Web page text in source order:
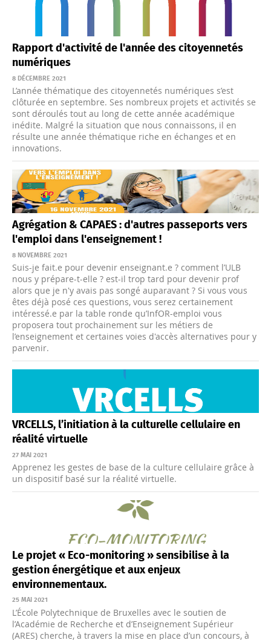
Rapport d'activité de l'année des citoyennetés
numériques
8 DÉCEMBRE 2021
L’année thématique des citoyennetés numériques s’est
clôturée en septembre. Ses nombreux projets et activités se
sont déroulés tout au long de cette année académique
inédite. Malgré la situation que nous connaissons, il en
résulte une année thématique riche en échanges et en
innovations.
Agrégation & CAPAES : d'autres passeports vers
l'emploi dans l'enseignement !
8 NOVEMBRE 2021
Suis-je fait.e pour devenir enseignant.e ? comment l’ULB
nous y prépare-t-elle ? est-il trop tard pour devenir prof
alors que je n'y avais pas songé auparavant ? Si vous vous
êtes déjà posé ces questions, vous serez certainement
intéressé.e par la table ronde qu’InfOR-emploi vous
proposera tout prochainement sur les métiers de
l’enseignement et certaines voies d'accès alternatives pour y
parvenir.
VRCELLS, l’initiation à la culturelle cellulaire en
réalité virtuelle
27 MAI 2021
Apprenez les gestes de base de la culture cellulaire grâce à
un dispositif basé sur la réalité virtuelle.
Le projet « Eco-monitoring » sensibilise à la
gestion énergétique et aux enjeux
environnementaux.
25 MAI 2021
L’École Polytechnique de Bruxelles avec le soutien de
l’Académie de Recherche et d’Enseignement Supérieur
(ARES) cherche, à travers la mise en place d’un concours, à